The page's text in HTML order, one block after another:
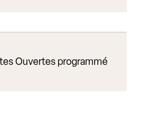
Ouvertes programmé